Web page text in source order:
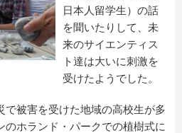
日本人留学生）の話
を聞いたりして、未
来のサイエンティス
ト達は大いに刺激を
受けたようでした。
で被害を受けた地域の高校生が多
のホランド・パークでの植樹式に